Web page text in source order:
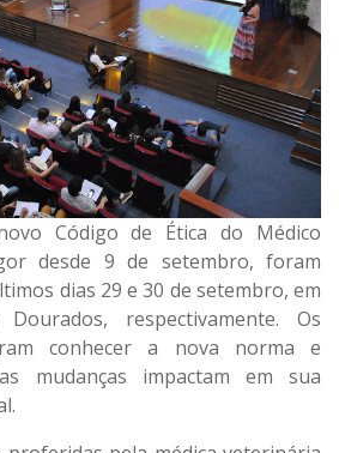
Código de Ética do Médico
desde 9 de setembro, foram
dias 29 e 30 de setembro, em
respectivamente. Os
conhecer a nova norma e
mudanças impactam em sua